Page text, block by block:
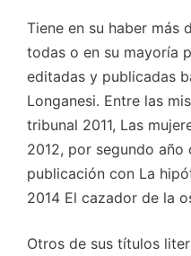
Tiene en su haber más
todas o en su mayoría
editadas y publicadas
Longanesi. Entre las
tribunal 2011, Las
2012, por segundo
publicación con La
2014 El cazador de la
Otros de sus títulos